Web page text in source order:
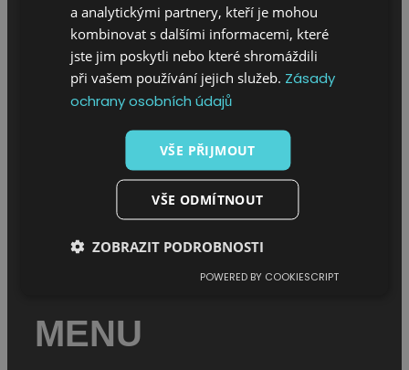
MENU
O projektu
Sháním melouch
MENU
a analytickými partnery, kteří je mohou
kombinovat s dalšími informacemi, které
jste jim poskytli nebo které shromáždili
při vašem používání jejich služeb. Zásady
ochrany osobních údajů
VŠE PŘIJMOUT
VŠE ODMÍTNOUT
ZOBRAZIT PODROBNOSTI
POWERED BY COOKIESCRIPT